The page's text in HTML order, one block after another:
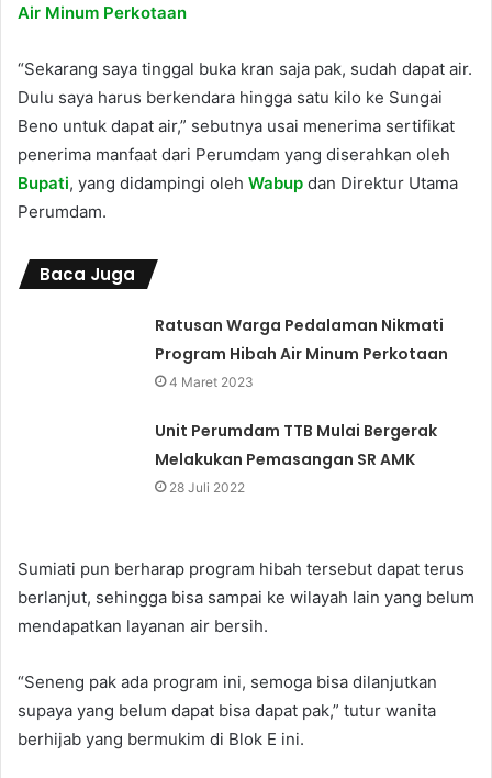
Air Minum Perkotaan
“Sekarang saya tinggal buka kran saja pak, sudah dapat air.
Dulu saya harus berkendara hingga satu kilo ke Sungai
Beno untuk dapat air,” sebutnya usai menerima sertifikat
penerima manfaat dari Perumdam yang diserahkan oleh
Bupati, yang didampingi oleh Wabup dan Direktur Utama
Perumdam.
Baca Juga
Ratusan Warga Pedalaman Nikmati
Program Hibah Air Minum Perkotaan
4 Maret 2023
Unit Perumdam TTB Mulai Bergerak
Melakukan Pemasangan SR AMK
28 Juli 2022
Sumiati pun berharap program hibah tersebut dapat terus
berlanjut, sehingga bisa sampai ke wilayah lain yang belum
mendapatkan layanan air bersih.
“Seneng pak ada program ini, semoga bisa dilanjutkan
supaya yang belum dapat bisa dapat pak,” tutur wanita
berhijab yang bermukim di Blok E ini.